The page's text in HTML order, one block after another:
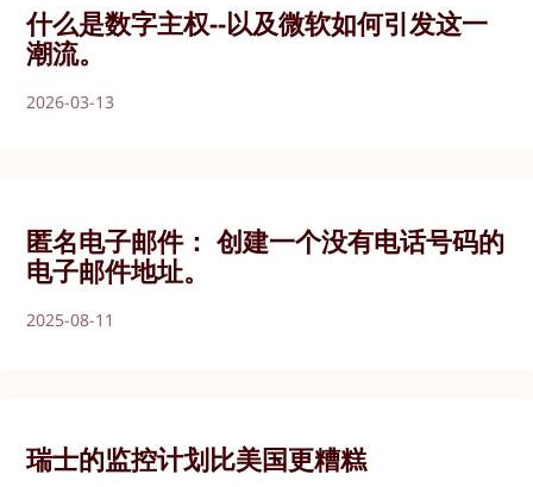
什么是数字主权--以及微软如何引发这一
潮流。
2026-03-13
匿名电子邮件： 创建一个没有电话号码的
电子邮件地址。
2025-08-11
瑞士的监控计划比美国更糟糕